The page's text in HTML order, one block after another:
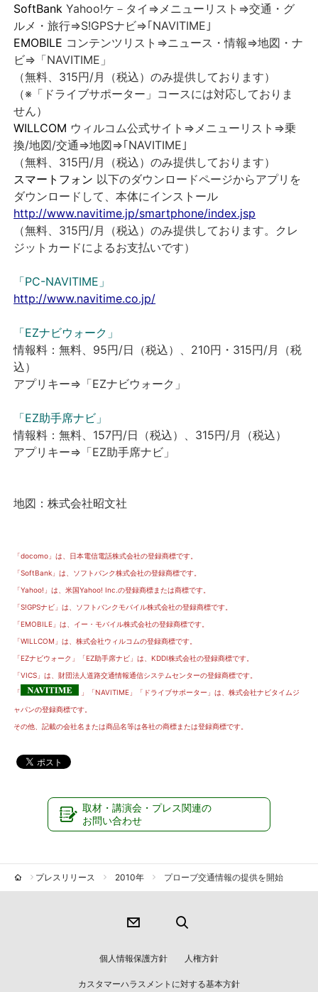
SoftBank Yahoo!ケ－タイ⇒メニューリスト⇒交通・グ
ルメ・旅行⇒S!GPSナビ⇒｢NAVITIME｣
EMOBILE コンテンツリスト⇒ニュース・情報⇒地図・ナ
ビ⇒「NAVITIME」
（無料、315円/月（税込）のみ提供しております）
（※「ドライブサポーター」コースには対応しておりま
せん）
WILLCOM ウィルコム公式サイト⇒メニューリスト⇒乗
換/地図/交通⇒地図⇒｢NAVITIME｣
（無料、315円/月（税込）のみ提供しております）
スマートフォン 以下のダウンロードページからアプリを
ダウンロードして、本体にインストール
http://www.navitime.jp/smartphone/index.jsp
（無料、315円/月（税込）のみ提供しております。クレ
ジットカードによるお支払いです）
「PC-NAVITIME」
http://www.navitime.co.jp/
「EZナビウォーク」
情報料：無料、95円/日（税込）、210円・315円/月（税
込）
アプリキー⇒「EZナビウォーク」
「EZ助手席ナビ」
情報料：無料、157円/日（税込）、315円/月（税込）
アプリキー⇒「EZ助手席ナビ」
地図：株式会社昭文社
「docomo」は、日本電信電話株式会社の登録商標です。
「SoftBank」は、ソフトバンク株式会社の登録商標です。
「Yahoo!」は、米国Yahoo! Inc.の登録商標または商標です。
「S!GPSナビ」は、ソフトバンクモバイル株式会社の登録商標です。
「EMOBILE」は、イー・モバイル株式会社の登録商標です。
「WILLCOM」は、株式会社ウィルコムの登録商標です。
「EZナビウォーク」「EZ助手席ナビ」は、KDDI株式会社の登録商標です。
「VICS」は、財団法人道路交通情報通信システムセンターの登録商標です。
「
」「NAVITIME」「ドライブサポーター」は、株式会社ナビタイムジ
ャパンの登録商標です。
その他、記載の会社名または商品名等は各社の商標または登録商標です。
取材・講演会・プレス関連の
お問い合わせ
プレスリリース 2010年 プローブ交通情報の提供を開始
個人情報保護方針 人権方針
カスタマーハラスメントに対する基本方針